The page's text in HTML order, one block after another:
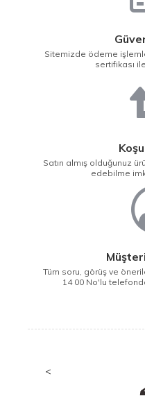
Sitemizde ödeme
sertifikası
Satın almış olduğunuz
edebilme
Tüm soru, görüş ve
14 00 No'lu
<